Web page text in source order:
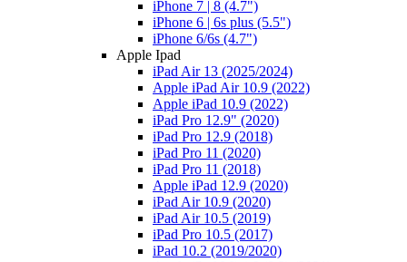
iPhone 7 | 8 (4.7")
iPhone 6 | 6s plus (5.5")
iPhone 6/6s (4.7")
Apple Ipad
iPad Air 13 (2025/2024)
Apple iPad Air 10.9 (2022)
Apple iPad 10.9 (2022)
iPad Pro 12.9" (2020)
iPad Pro 12.9 (2018)
iPad Pro 11 (2020)
iPad Pro 11 (2018)
Apple iPad 12.9 (2020)
iPad Air 10.9 (2020)
iPad Air 10.5 (2019)
iPad Pro 10.5 (2017)
iPad 10.2 (2019/2020)